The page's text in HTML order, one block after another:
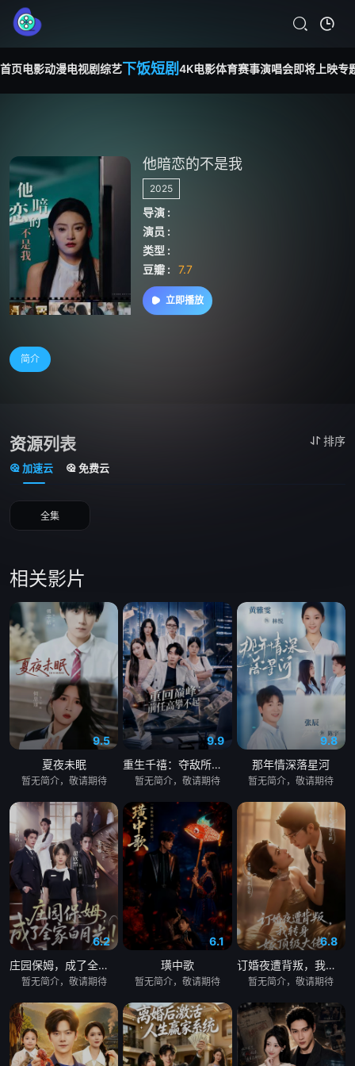
首页电影动漫电视剧综艺下饭短剧 4K电影体育赛事演唱会即将上映专
他暗恋的不是我
2025
导演 :
演员 :
类型 :
豆瓣 :
7.7
立即播放
简介
资源列表 排序
加速云 免费云
全集
相关影片
9.5
夏夜未眠
暂无简介，敬请期待
9.9
重生千禧：夺敌所爱做首富
暂无简介，敬请期待
9.8
那年情深落星河
暂无简介，敬请期待
6.2
庄园保姆，成了全家白月光
暂无简介，敬请期待
6.1
璜中歌
暂无简介，敬请期待
6.8
订婚夜遭背叛，我转身嫁顶级大佬
暂无简介，敬请期待